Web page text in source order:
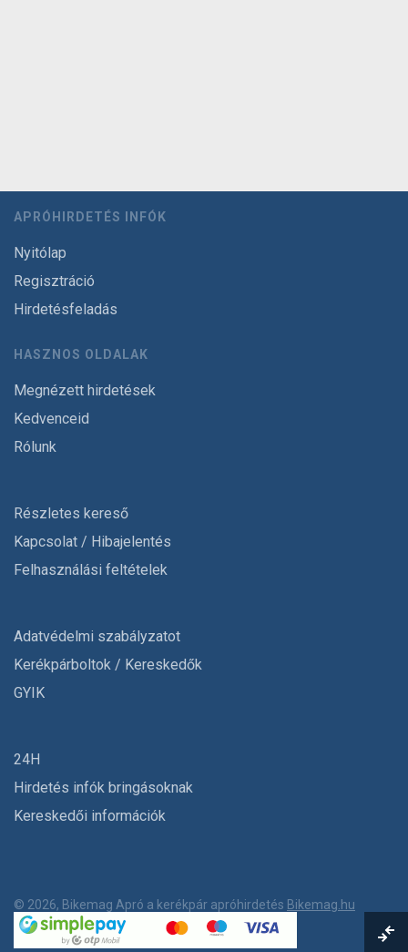
APRÓHIRDETÉS INFÓK
Nyitólap
Regisztráció
Hirdetésfeladás
HASZNOS OLDALAK
Megnézett hirdetések
Kedvenceid
Rólunk
Részletes kereső
Kapcsolat / Hibajelentés
Felhasználási feltételek
Adatvédelmi szabályzatot
Kerékpárboltok / Kereskedők
GYIK
24H
Hirdetés infók bringásoknak
Kereskedői információk
© 2026, Bikemag Apró a kerékpár apróhirdetés Bikemag.hu